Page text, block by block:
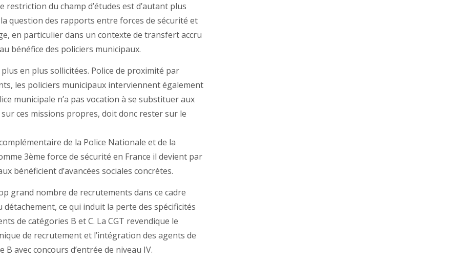
du champ d’études est d’autant plus
question des rapports entre forces de sécurité et
en particulier dans un contexte de transfert accru
bénéfice des policiers municipaux.
en plus sollicitées. Police de proximité par
les policiers municipaux interviennent également
municipale n’a pas vocation à se substituer aux
sur ces missions propres, doit donc rester sur le
de la Police Nationale et de la
3ème force de sécurité en France il devient par
bénéficient d’avancées sociales concrètes.
grand nombre de recrutements dans ce cadre
ce qui induit la perte des spécificités
de catégories B et C. La CGT revendique le
de recrutement et l’intégration des agents de
avec concours d’entrée de niveau IV.